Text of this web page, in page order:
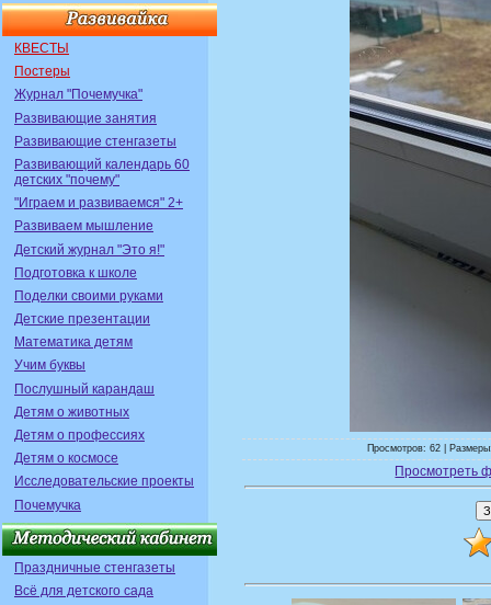
КВЕСТЫ
Постеры
Журнал "Почемучка"
Развивающие занятия
Развивающие стенгазеты
Развивающий календарь 60
детских "почему"
"Играем и развиваемся" 2+
Развиваем мышление
Детский журнал "Это я!"
Подготовка к школе
Поделки своими руками
Детские презентации
Математика детям
Учим буквы
Послушный карандаш
Детям о животных
Детям о профессиях
Детям о космосе
Исследовательские проекты
Почемучка
Праздничные стенгазеты
Всё для детского сада
Просмотров: 62 |
Просмотреть